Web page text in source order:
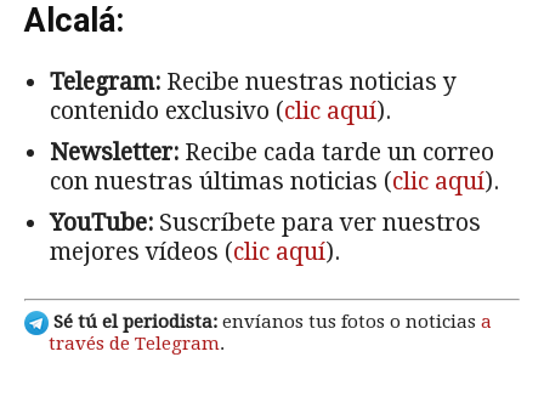
Alcalá:
Telegram: Recibe nuestras noticias y
contenido exclusivo (clic aquí).
Newsletter: Recibe cada tarde un correo
con nuestras últimas noticias (clic aquí).
YouTube: Suscríbete para ver nuestros
mejores vídeos (clic aquí).
Sé tú el periodista: envíanos tus fotos o noticias a
través de Telegram.